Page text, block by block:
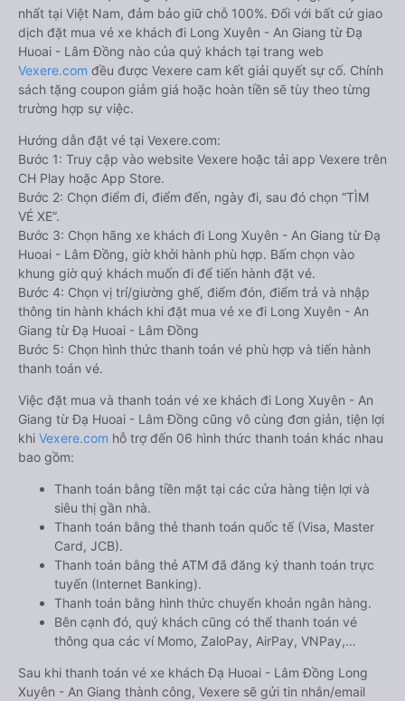
nhất tại Việt Nam, đảm bảo giữ chỗ 100%. Đối với bất cứ giao
dịch đặt mua vé xe khách đi Long Xuyên - An Giang từ Đạ
Huoai - Lâm Đồng nào của quý khách tại trang web
Vexere.com đều được Vexere cam kết giải quyết sự cố. Chính
sách tặng coupon giảm giá hoặc hoàn tiền sẽ tùy theo từng
trường hợp sự việc.
Hướng dẫn đặt vé tại Vexere.com:
Bước 1: Truy cập vào website Vexere hoặc tải app Vexere trên
CH Play hoặc App Store.
Bước 2: Chọn điểm đi, điểm đến, ngày đi, sau đó chọn “TÌM
VÉ XE”.
Bước 3: Chọn hãng xe khách đi Long Xuyên - An Giang từ Đạ
Huoai - Lâm Đồng, giờ khởi hành phù hợp. Bấm chọn vào
khung giờ quý khách muốn đi để tiến hành đặt vé.
Bước 4: Chọn vị trí/giường ghế, điểm đón, điểm trả và nhập
thông tin hành khách khi đặt mua vé xe đi Long Xuyên - An
Giang từ Đạ Huoai - Lâm Đồng
Bước 5: Chọn hình thức thanh toán vé phù hợp và tiến hành
thanh toán vé.
Việc đặt mua và thanh toán vé xe khách đi Long Xuyên - An
Giang từ Đạ Huoai - Lâm Đồng cũng vô cùng đơn giản, tiện lợi
khi Vexere.com hỗ trợ đến 06 hình thức thanh toán khác nhau
bao gồm:
Thanh toán bằng tiền mặt tại các cửa hàng tiện lợi và
siêu thị gần nhà.
Thanh toán bằng thẻ thanh toán quốc tế (Visa, Master
Card, JCB).
Thanh toán bằng thẻ ATM đã đăng ký thanh toán trực
tuyến (Internet Banking).
Thanh toán bằng hình thức chuyển khoản ngân hàng.
Bên cạnh đó, quý khách cũng có thể thanh toán vé
thông qua các ví Momo, ZaloPay, AirPay, VNPay,…
Sau khi thanh toán vé xe khách Đạ Huoai - Lâm Đồng Long
Xuyên - An Giang thành công, Vexere sẽ gửi tin nhắn/email